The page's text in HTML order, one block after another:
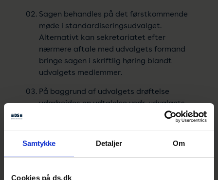
Samtykke Detaljer Om
Cookies på ds.dk
Sagen behandles på det førstkommende
møde i standardiseringsudvalget.
Alternativt kan sekretariatet efter
nærmere aftale med udvalgets formand
bringe sagen i skriftlig høring blandt
udvalgets medlemmer.
På baggrund af udvalgets drøftelse
udarbejdes en udtalelse vedr. udvalgets
tolkning af den konkrete sag. Enighed om
af udvalgets formand på vegne af